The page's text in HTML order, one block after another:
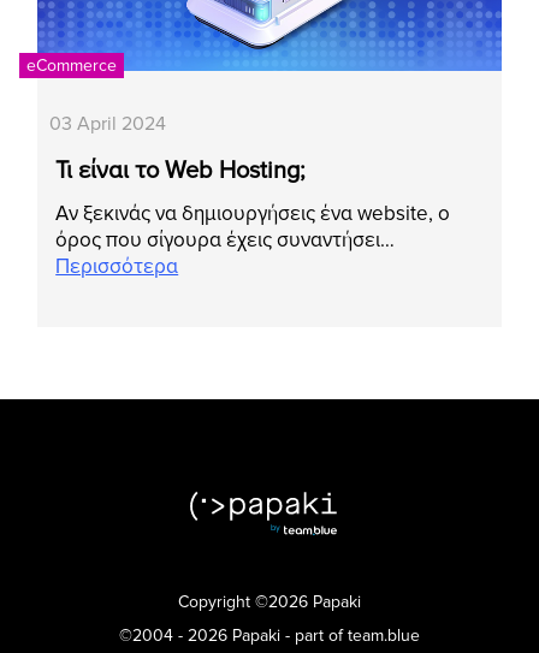
eCommerce
03 April 2024
Τι είναι το Web Hosting;
Αν ξεκινάς να δημιουργήσεις ένα website, ο
όρος που σίγουρα έχεις συναντήσει…
Περισσότερα
Copyright ©2026 Papaki
©2004 - 2026 Papaki - part of team.blue